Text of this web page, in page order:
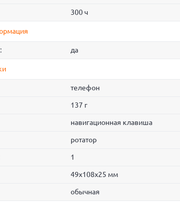
300 ч
да
телефон
137 г
навигационная клавиша
ротатор
1
49x108x25 мм
обычная